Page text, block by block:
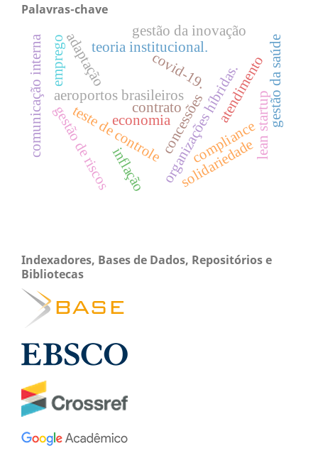
Palavras-chave
covid-19.
concessões
aeroportos brasileirosorganizações híbridas.
teoria institucional.
teste de controle
gestão de riscos compliancelean startup
gestão da inovação
adaptação
comunicação interna gestão da saúde
atendimento
solidariedade
economia
emprego
contrato
inflação
Indexadores, Bases de Dados, Repositórios e
Bibliotecas